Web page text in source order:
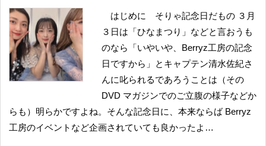
はじめに そりゃ記念日だもの ３月
３日は「ひなまつり」などと言おうも
のなら「いやいや、Berryz工房の記念
日ですから」とキャプテン清水佐紀さ
んに叱られるであろうことは（その
DVD マガジンでのご立腹の様子などか
らも）明らかですよね。そんな記念日に、本来ならば Berryz
工房のイベントなど企画されていても良かったよ…